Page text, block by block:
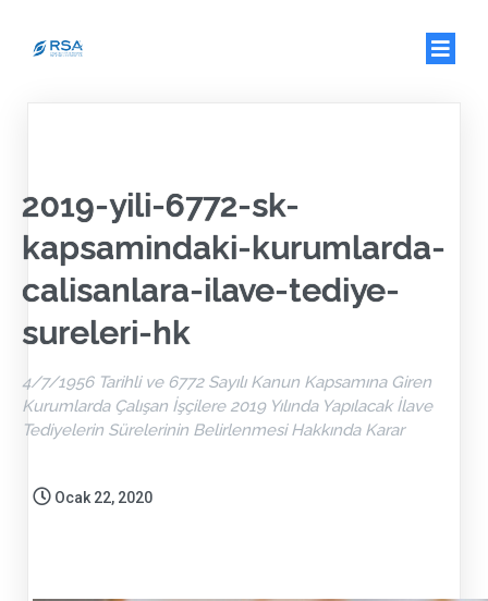
2019-yili-6772-sk-
kapsamindaki-kurumlarda-
calisanlara-ilave-tediye-
sureleri-hk
4/7/1956 Tarihli ve 6772 Sayılı Kanun Kapsamına Giren
Kurumlarda Çalışan İşçilere 2019 Yılında Yapılacak İlave
Tediyelerin Sürelerinin Belirlenmesi Hakkında Karar
Ocak 22, 2020